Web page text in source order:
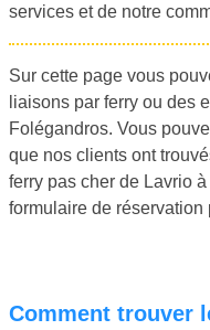
services et de notre
Sur cette page vous
liaisons par ferry ou des
Folégandros. Vous
que nos clients ont
ferry pas cher de Lavrio
formulaire de
Comment trouver le meilleur prix pour les